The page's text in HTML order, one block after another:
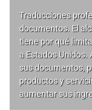
Traducciones
documentos. El
tiene por qué
a Estados Unidos.
sus documentos,
productos y
aumentar sus